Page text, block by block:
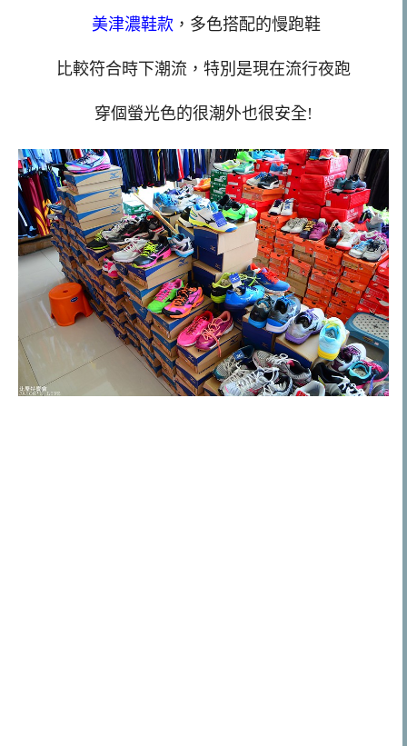
美津濃鞋款 ，多色搭配的慢跑鞋
比較符合時下潮流，特別是現在流行夜跑
穿個螢光色的很潮外也很安全!